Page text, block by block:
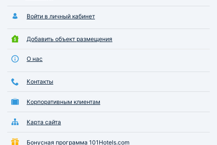
Войти в личный кабинет
Добавить объект размещения
О нас
Контакты
Корпоративным клиентам
Карта сайта
Бонусная программа 101Hotels.com